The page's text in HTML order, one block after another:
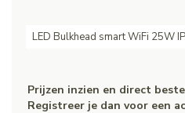
LED Bulkhead smart WiFi 25W
Prijzen inzien en direct
Registreer je dan voor een